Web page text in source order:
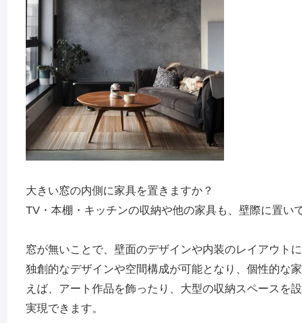
大きい窓の内側に家具を置きますか？
TV・本棚・キッチンの収納や他の家具も、壁際に置い
窓が無いことで、壁面のデザインや内装のレイアウト
独創的なデザインや空間構成が可能となり、個性的な
えば、アート作品を飾ったり、大型の収納スペースを
実現できます。